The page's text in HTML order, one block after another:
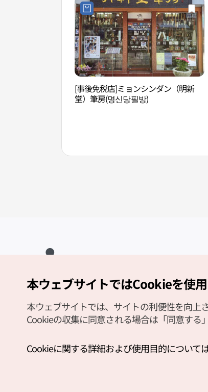
[事後免税店]ミョンシンダン（明新
堂）筆房(명신당필방)
Copyright (c) Korea Tourism Organization All Rights Reserved.
サイトエラー報告
公式メール
本ウェブサイトではCookieを使用
本ウェブサイトでは、サイトの利便性を向上
Cookieの収集に同意される場合は「同意する
Cookieに関する詳細および使用目的について